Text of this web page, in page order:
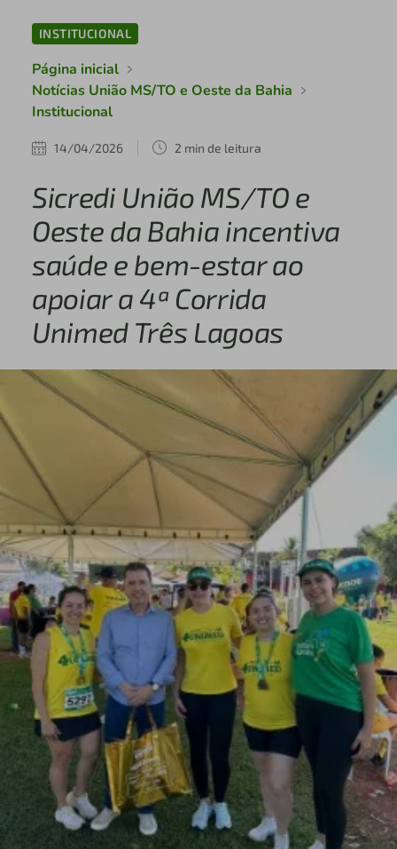
INSTITUCIONAL
Página inicial
Notícias União MS/TO e Oeste da Bahia
Institucional
14/04/2026 2 min de leitura
Sicredi União MS/TO e
Oeste da Bahia incentiva
saúde e bem-estar ao
apoiar a 4ª Corrida
Unimed Três Lagoas